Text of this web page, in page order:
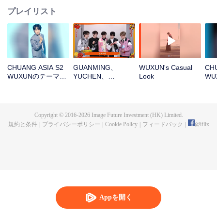
Appを開く
プレイリスト
CHUANG ASIA S2
WUXUNのテーマソ
GUANMING、
YUCHEN、
the New Year! Let's
witness the luck
together!
WUXUN's Casual
Look
Copyright © 2016-2026Image Future Investment (HK) Limited.
規約と条件
プライバシーポリシー Cookie Policy フィードバック @iflix